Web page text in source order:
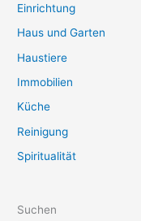
Einrichtung
Haus und Garten
Haustiere
Immobilien
Küche
Reinigung
Spiritualität
Suchen